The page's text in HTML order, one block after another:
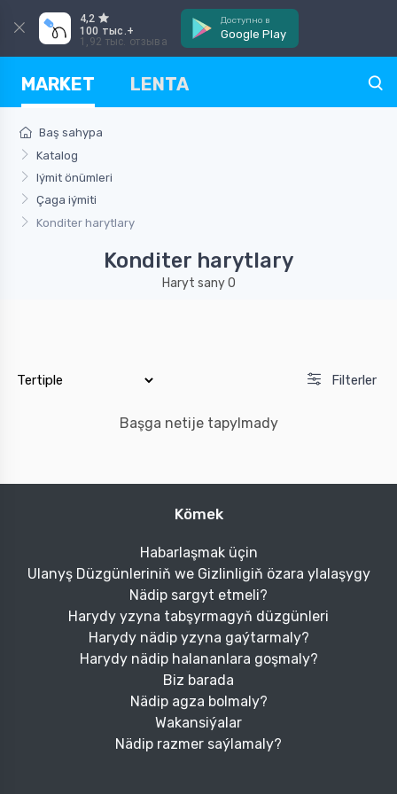
4,2
100 тыс.+
1,92 тыс. отзыва
Доступно в
Google Play
MARKET LENTA
Baş sahypa
Katalog
Iýmit önümleri
Çaga iýmiti
Konditer harytlary
Konditer harytlary
Haryt sany 0
Filterler
Başga netije tapylmady
Kömek
Habarlaşmak üçin
Ulanyş Düzgünleriniň we Gizlinligiň özara ylalaşygy
Nädip sargyt etmeli?
Harydy yzyna tabşyrmagyň düzgünleri
Harydy nädip yzyna gaýtarmaly?
Harydy nädip halananlara goşmaly?
Biz barada
Nädip agza bolmaly?
Wakansiýalar
Nädip razmer saýlamaly?